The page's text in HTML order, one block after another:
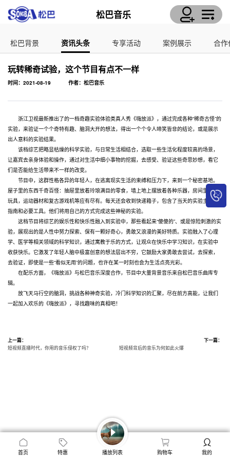
松巴音乐
松巴背景 资讯头条 专享活动 案例展示 合作
玩转稀奇试验，这个节目有点不一样
时间：2021-08-19 作者：松巴音乐
浙江卫视最新推出了的一档奇趣实验体验类真人秀《嗨放派》，通过完成各种“稀奇古怪”的
实验，来验证一个个奇特有趣、脑洞大开的想法，得出一个个令人啼笑皆非的结论，或是展示
出人意料的实验结果。
该档综艺把略显枯燥的科学实验，与日常生活相结合，选取一些生活化程度较高的场景，
让嘉宾去亲身体验和操作，通过对生活中细小事物的挖掘，去感受、验证这些奇思妙想，看它
们是否能给生活带来不一样的改变。
节目中，这群性格各异的年轻人，在逃离现实生活的束缚和压力下，来到一个秘密基地。
屋子里的东西千奇百怪：抽屉里放着玲琅满目的零食，墙上地上摆放着各种乐器，房间里手伴
玩具，运动器材和复古游戏机等应有尽有。每天还会收到快递箱子，包含了当天的实验主题、
指南和必要工具。他们将用自己的方式完成这些神秘的实验。
这档节目将综艺的娱乐性和快乐性融入到实验中，那些看起来“傻傻的”、或是惊险刺激的实
验，展现出的是人性中努力探索、保有一颗好奇心，勇敢又浪漫的美好特质。实验融入了心理
学、医学等相关领域的科学知识，通过寓教于乐的方式，让观众在快乐中学习知识，在实验中
收获快乐。它激发了年轻人脑中极富创意的想法层出不穷，它鼓励大家勇敢去尝试，去探索，
去验证，即使是一些“看似无用”的问题，也许在某一时刻也会为生活点亮光彩。
在配乐方面，《嗨放派》与松巴音乐深度合作，节目中大量背景音乐来自松巴音乐曲库专
辑。
放飞天马行空的脑洞，挑战各种神奇实验，冷门科学知识的汇聚，尽在前方高能，让我们
一起加入欢乐的《嗨放派》，寻找趣味的真相吧！
上一篇：
短视频直播时代，你用的音乐侵权了吗？
下一篇：
短视频背后的音乐为何如此火爆
首页 特惠 播放列表 购物车 我的